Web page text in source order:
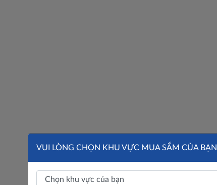
VUI LÒNG CHỌN KHU VỰC MUA SẮM CỦA BẠN